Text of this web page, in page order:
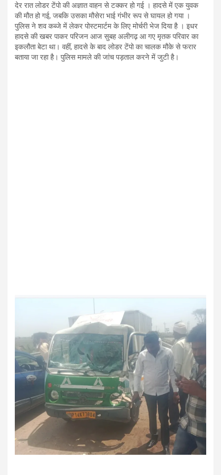
देर रात लोडर टेंपो की अज्ञात वाहन से टक्कर हो गई । हादसे में एक युवक
की मौत हो गई, जबकि उसका मौसेरा भाई गंभीर रूप से घायल हो गया ।
पुलिस ने शव कब्जे में लेकर पोस्टमार्टम के लिए मोर्चरी भेज दिया है । इधर
हादसे की खबर पाकर परिजन आज सुबह अलीगढ़ आ गए मृतक परिवार का
इकलौता बेटा था। वहीं, हादसे के बाद लोडर टेंपो का चालक मौके से फरार
बताया जा रहा है। पुलिस मामले की जांच पड़ताल करने में जुटी है।